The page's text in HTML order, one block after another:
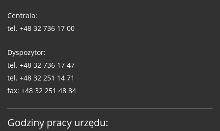
WUG
Centrala:
tel. +48 32 736 17 00
Dyspozytor:
tel. +48 32 736 17 47
tel. +48 32 251 14 71
fax: +48 32 251 48 84
Godziny pracy urzędu: